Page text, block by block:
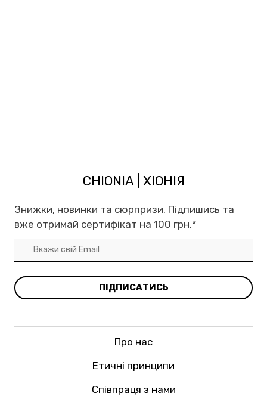
CHIONIA | ХІОНІЯ
Знижки, новинки та сюрпризи. Підпишись та
вже отримай сертифікат на 100 грн.*
ПІДПИСАТИСЬ
Про нас
Етичні принципи
Співпраця з нами